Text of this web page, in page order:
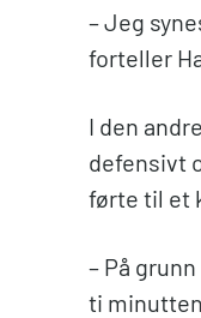
– Jeg
forteller
I den
defensivt
førte til et
– På
ti